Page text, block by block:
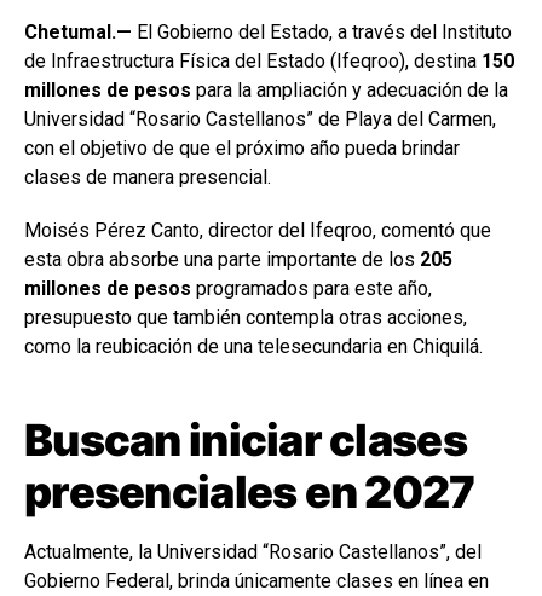
Chetumal.— El Gobierno del Estado, a través del Instituto
de Infraestructura Física del Estado (Ifeqroo), destina 150
millones de pesos para la ampliación y adecuación de la
Universidad “Rosario Castellanos” de Playa del Carmen,
con el objetivo de que el próximo año pueda brindar
clases de manera presencial.
Moisés Pérez Canto, director del Ifeqroo, comentó que
esta obra absorbe una parte importante de los 205
millones de pesos programados para este año,
presupuesto que también contempla otras acciones,
como la reubicación de una telesecundaria en Chiquilá.
Buscan iniciar clases
presenciales en 2027
Actualmente, la Universidad “Rosario Castellanos”, del
Gobierno Federal, brinda únicamente clases en línea en